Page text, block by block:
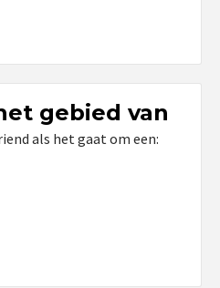
gebied van
als het gaat om een: